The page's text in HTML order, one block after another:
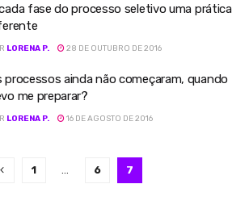
fase do processo seletivo uma prática
LORENA P. 28 DE OUTUBRO DE 2016
processos ainda não começaram, quando
me preparar?
LORENA P. 16 DE AGOSTO DE 2016
1 6 7